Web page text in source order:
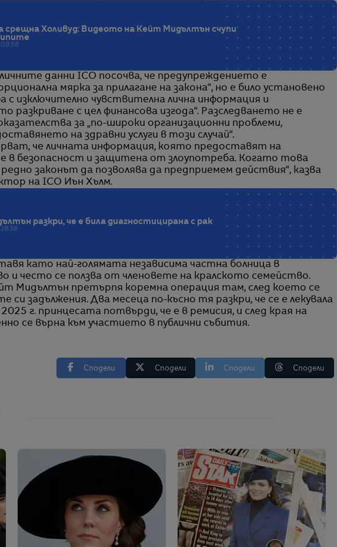
срещна Холивуд: Видеото на Кейт Мидълтън счупи
данни ICO посочва, че предупреждението е
мярка за прилагане на закона“, но е било установено
с изключително чувствителна лична информация и
разкриване с цел финансова изгода“. Разследването не е
за „по-широки организационни проблеми,
на здравни услуги в този случай“.
че личната информация, която предоставят на
е в безопасност и защитена от злоупотреба. Когато това
законът да позволява да предприемем действия“, казва
на ICO Иън Хълм.
разкри, че е била диагностицирана с рак
като най-голямата независима частна болница в
и често се ползва от членовете на кралското семейство.
Мидълтън претърпя коремна операция там, след което се
си задължения. Два месеца по-късно тя разкри, че се е лекувала
г. принцесата потвърди, че е в ремисия, и след края на
се върна към участието в публични събития.
Сподели Сподели Сподели Сподели